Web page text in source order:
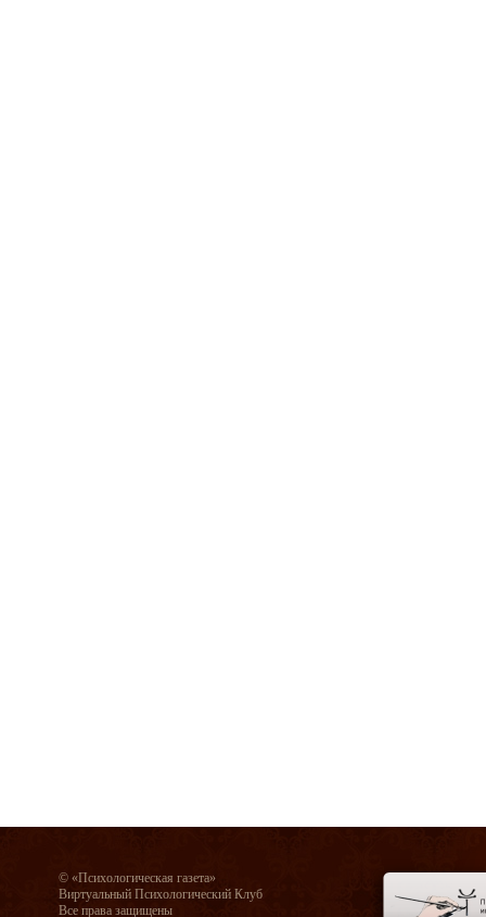
© «Психологическая газета»
Виртуальный Психологический Клуб
Все права защищены